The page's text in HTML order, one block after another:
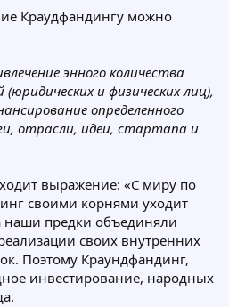
Краудфандингу можно
энного количества
и физических лиц),
определенного
отрасли, идеи, стартапа и
выражение: «С миру по
своими корнями уходит
наши предки объединяли
своих внутренних
Поэтому Краундфандинг,
инвестирование, народных